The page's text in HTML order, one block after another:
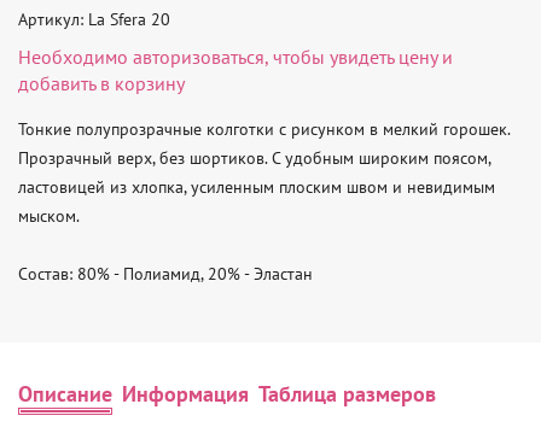
Артикул: La Sfera 20
Необходимо авторизоваться, чтобы увидеть цену и
добавить в корзину
Тонкие полупрозрачные колготки с рисунком в мелкий горошек.
Прозрачный верх, без шортиков. С удобным широким поясом,
ластовицей из хлопка, усиленным плоским швом и невидимым
мыском.
Состав: 80% - Полиамид, 20% - Эластан
Описание Информация Таблица размеров